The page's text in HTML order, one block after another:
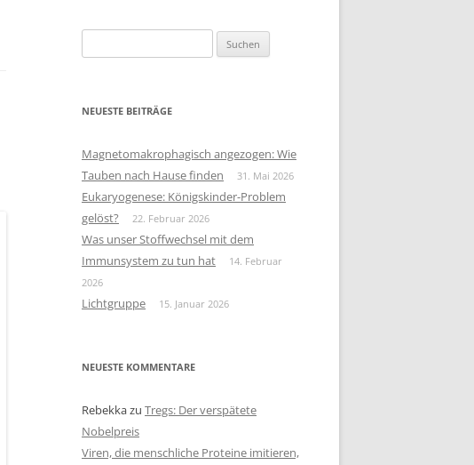
nach:
NEUESTE BEITRÄGE
Magnetomakrophagisch angezogen: Wie
Tauben nach Hause finden
31. Mai 2026
Eukaryogenese: Königskinder-Problem
gelöst?
22. Februar 2026
Was unser Stoffwechsel mit dem
Immunsystem zu tun hat
14. Februar
2026
Lichtgruppe 15. Januar 2026
NEUESTE KOMMENTARE
Rebekkazu Tregs: Der verspätete
Nobelpreis
Viren, die menschliche Proteine imitieren,